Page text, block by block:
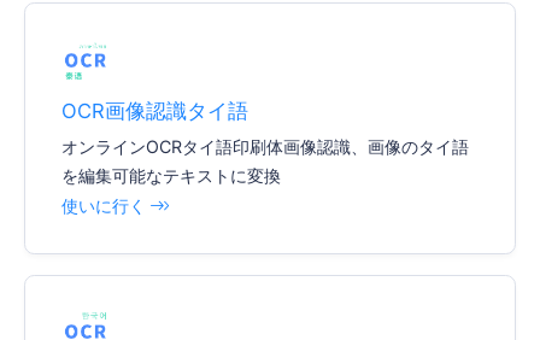
OCR画像認識タイ語
オンラインOCRタイ語印刷体画像認識、画像のタイ語
を編集可能なテキストに変換
使いに行く